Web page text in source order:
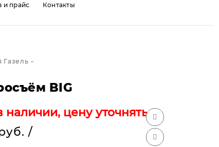
и прайс Контакты
Газель
BIG
наличии, цену уточнять
/